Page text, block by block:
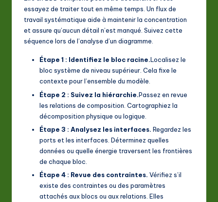
essayez de traiter tout en même temps. Un flux de
travail systématique aide à maintenir la concentration
et assure qu’aucun détail n’est manqué. Suivez cette
séquence lors de l’analyse d’un diagramme.
Étape 1 : Identifiez le bloc racine.Localisez le
bloc système de niveau supérieur. Cela fixe le
contexte pour l’ensemble du modèle.
Étape 2 : Suivez la hiérarchie.Passez en revue
les relations de composition. Cartographiez la
décomposition physique ou logique.
Étape 3 : Analysez les interfaces. Regardez les
ports et les interfaces. Déterminez quelles
données ou quelle énergie traversent les frontières
de chaque bloc.
Étape 4 : Revue des contraintes. Vérifiez s’il
existe des contraintes ou des paramètres
attachés aux blocs ou aux relations. Elles